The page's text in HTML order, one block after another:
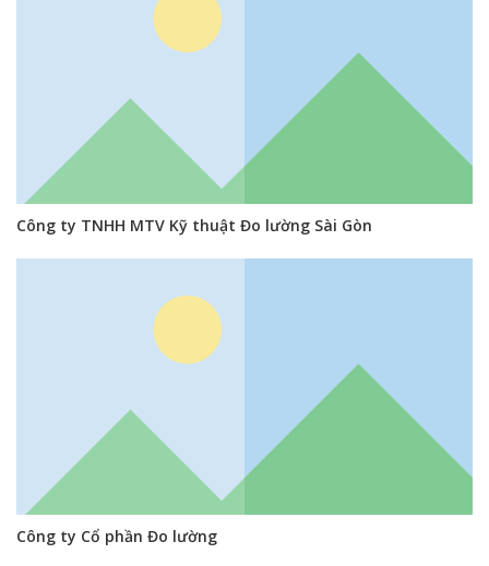
Công ty TNHH MTV Kỹ thuật Đo lường Sài Gòn
Công ty Cổ phần Đo lường